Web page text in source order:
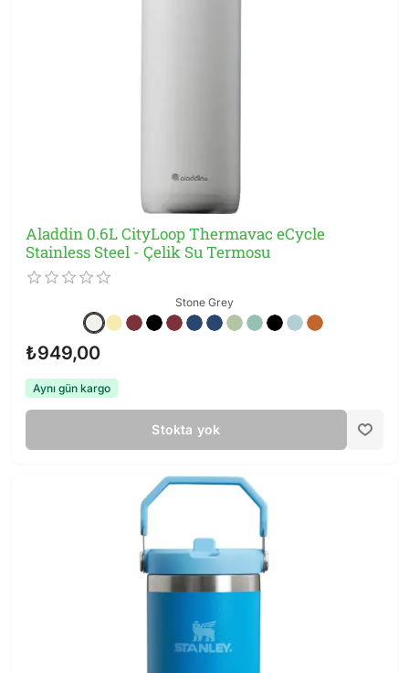
Aladdin 0.6L CityLoop Thermavac eCycle
Stainless Steel - Çelik Su Termosu
Stone Grey
₺949,00
Aynı gün kargo
Stokta yok